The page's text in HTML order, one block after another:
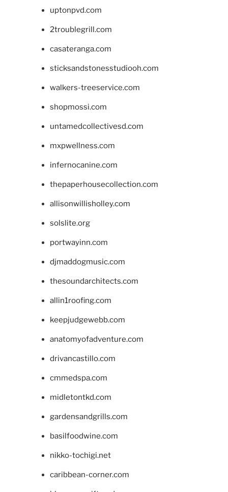
uptonpvd.com
2troublegrill.com
casateranga.com
sticksandstonesstudiooh.com
walkers-treeservice.com
shopmossi.com
untamedcollectivesd.com
mxpwellness.com
infernocanine.com
thepaperhousecollection.com
allisonwillisholley.com
solslite.org
portwayinn.com
djmaddogmusic.com
thesoundarchitects.com
allin1roofing.com
keepjudgewebb.com
anatomyofadventure.com
drivancastillo.com
cmmedspa.com
midletontkd.com
gardensandgrills.com
basilfoodwine.com
nikko-tochigi.net
caribbean-corner.com